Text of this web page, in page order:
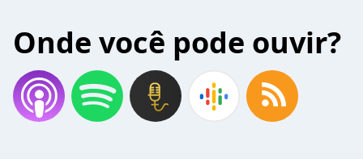
Onde você pode ouvir?